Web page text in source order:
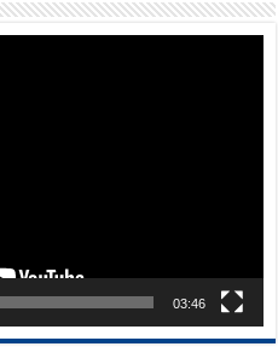
03:46